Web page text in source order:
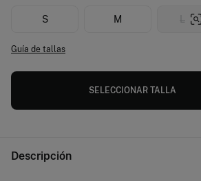
S M L
Guía de tallas
SELECCIONAR TALLA
Descripción